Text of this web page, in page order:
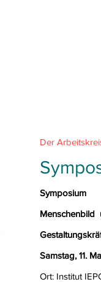
Der
Symposium
Menschenbild
Samstag, 11.
Ort: Institut